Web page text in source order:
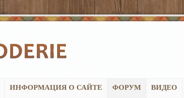
ИНФОРМАЦИЯ О САЙТЕ ФОРУМ ВИДЕО